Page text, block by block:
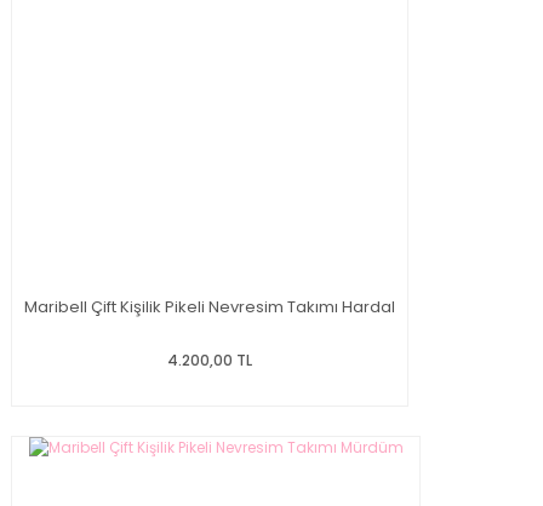
Maribell Çift Kişilik Pikeli Nevresim Takımı Hardal
4.200,00 TL